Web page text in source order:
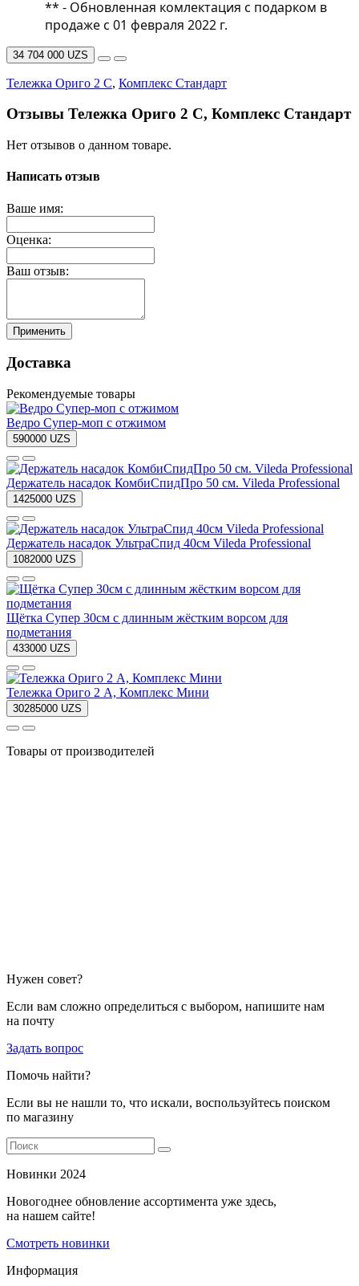
** - Обновленная комлектация с подарком в
продаже с 01 февраля 2022 г.
34 704 000 UZS
Тележка Ориго 2 С, Комплекс Стандарт
Отзывы Тележка Ориго 2 С, Комплекс Стандарт
Нет отзывов о данном товаре.
Написать отзыв
Ваше имя:
Оценка:
Ваш отзыв:
Применить
Доставка
Рекомендуемые товары
Ведро Супер-моп с отжимом
590000 UZS
Держатель насадок КомбиСпидПро 50 см. Vileda Professional
1425000 UZS
Держатель насадок УльтраСпид 40см Vileda Professional
1082000 UZS
Щётка Супер 30см с длинным жёстким ворсом для
подметания
433000 UZS
Тележка Ориго 2 A, Комплекс Мини
30285000 UZS
Товары от производителей
Нужен совет?
Если вам сложно определиться с выбором, напишите нам
на почту
Задать вопрос
Помочь найти?
Если вы не нашли то, что искали, воспользуйтесь поиском
по магазину
Новинки 2024
Новогоднее обновление ассортимента уже здесь,
на нашем сайте!
Смотреть новинки
Информация